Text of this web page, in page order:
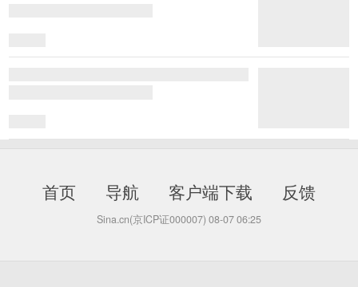
首页 导航 客户端下载 反馈
Sina.cn(京ICP证000007) 08-07 06:25